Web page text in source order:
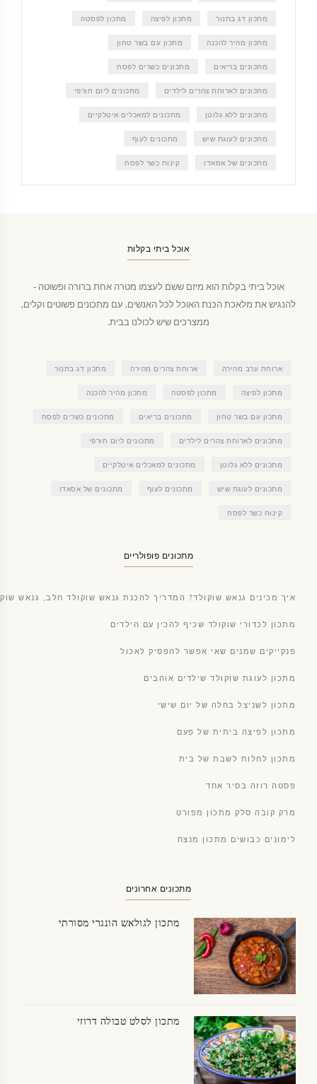
מתכון דג בתנור מתכון לפיצה מתכון לפסטה
מתכון מהיר להכנה מתכון עם בשר טחון
מתכונים בריאים מתכונים כשרים לפסח
מתכונים לארוחת צהרים לילדים מתכונים ליום חורפי
מתכונים ללא גלוטן מתכונים למאכלים איטלקיים
מתכונים לעוגת שיש מתכונים לעוף
מתכונים של אסאדו קינוח כשר לפסח
אוכל ביתי בקלות
אוכל ביתי בקלות הוא מיזם ששם לעצמו מטרה אחת ברורה ופשוטה -
להנגיש את מלאכת הכנת האוכל לכל האנשים, עם מתכונים פשוטים וקלים,
ממצרכים שיש לכולנו בבית.
ארוחת ערב מהירה ארוחת צהרים מהירה מתכון דג בתנור
מתכון לפיצה מתכון לפסטה מתכון מהיר להכנה
מתכון עם בשר טחון מתכונים בריאים מתכונים כשרים לפסח
מתכונים לארוחת צהרים לילדים מתכונים ליום חורפי
מתכונים ללא גלוטן מתכונים למאכלים איטלקיים
מתכונים לעוגת שיש מתכונים לעוף מתכונים של אסאדו
קינוח כשר לפסח
מתכונים פופולריים
איך מכינים גנאש שוקולד? המדריך להכנת גנאש שוקולד חלב, גנאש
מתכון לכדורי שוקולד שכיף להכין עם הילדים
פנקייקים שמנים שאי אפשר להפסיק לאכול
מתכון לעוגת שוקולד שילדים אוהבים
מתכון לשניצל בחלה של יום שישי
מתכון לפיצה ביתית של פעם
מתכון לחלות לשבת של בית
פסטה רוזה בסיר אחד
מרק קובה סלק מתכון מפורט
לימונים כבושים מתכון מנצח
מתכונים אחרונים
מתכון לגולאש הונגרי מסורתי
מתכון לסלט טבולה דרוזי